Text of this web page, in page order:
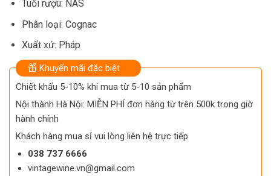
Tuổi rượu: NAS
Phân loại: Cognac
Xuất xứ: Pháp
Khuyến mãi đặc biệt
Chiết khấu 5-10% khi mua từ 5-10 sản phẩm
Nội thành Hà Nội: MIỄN PHÍ đơn hàng từ trên 500k trong giờ
hành chính
Khách hàng mua sỉ vui lòng liên hệ trực tiếp
038 737 6666
vintagewine.vn@gmail.com